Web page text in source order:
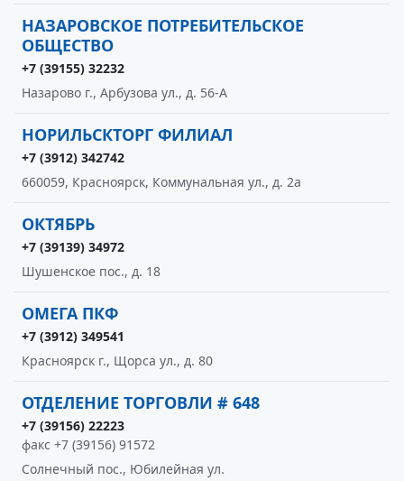
НАЗАРОВСКОЕ ПОТРЕБИТЕЛЬСКОЕ
ОБЩЕСТВО
+7 (39155) 32232
Назарово г., Арбузова ул., д. 56-А
НОРИЛЬСКТОРГ ФИЛИАЛ
+7 (3912) 342742
660059, Красноярск, Коммунальная ул., д. 2а
ОКТЯБРЬ
+7 (39139) 34972
Шушенское пос., д. 18
ОМЕГА ПКФ
+7 (3912) 349541
Красноярск г., Щорса ул., д. 80
ОТДЕЛЕНИЕ ТОРГОВЛИ # 648
+7 (39156) 22223
факс +7 (39156) 91572
Солнечный пос., Юбилейная ул.